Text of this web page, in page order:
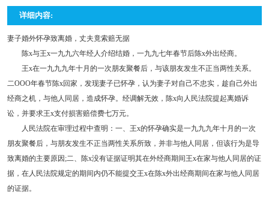
详细内容:
妻子婚外怀孕致离婚，丈夫竟索赔无据
陈x与王x一九九六年经人介绍结婚，一九九七年春节后陈x外出经商。
王x在一九九九年十月的一次朋友聚餐后，与该朋友发生不正当两性关系。
二OOO年春节陈x回家，发现妻子已怀孕，认为妻子对自己不忠实，趁自己外出
经商之机，与他人同居，造成怀孕。经调解无效，陈x向人民法院提起离婚诉
讼，并要求王x支付损害赔偿费七万元。
人民法院在审理过程中查明：一、王x的怀孕确实是一九九九年十月的一次
朋友聚餐后，与朋友发生不正当两性关系所致，并非与他人同居，但该行为是导
致离婚的主要原因;二、陈x没有证据证明其在外经商期间王x在家与他人同居的证
据，在人民法院规定的期间内仍不能提交王x在陈x外出经商期间在家与他人同居
的证据。